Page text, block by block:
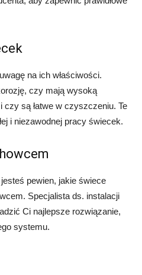
na ich właściwości.
czy mają wysoką
czy są łatwe w czyszczeniu. Te
i niezawodnej pracy świecek.
pewien, jakie świece
Specjalista ds. instalacji
Ci najlepsze rozwiązanie,
systemu.